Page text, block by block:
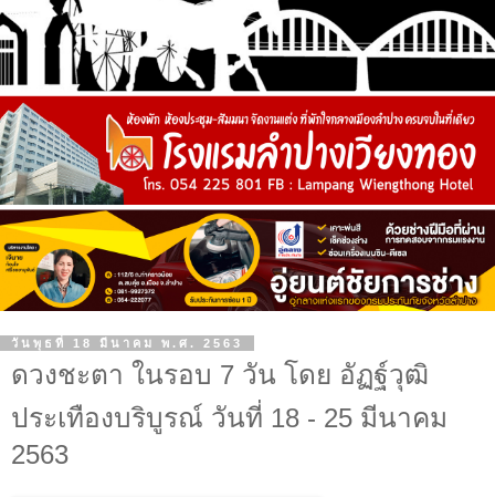
วันพุธที่ 18 มีนาคม พ.ศ. 2563
ดวงชะตา ในรอบ 7 วัน โดย อัฏฐ์วุฒิ
ประเทืองบริบูรณ์ วันที่ 18 - 25 มีนาคม
2563